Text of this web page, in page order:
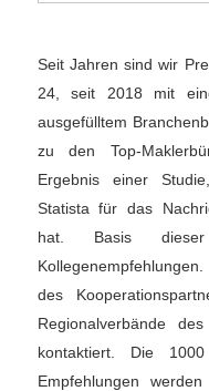
Seit Jahren sind wir
24, seit 2018 mit
ausgefülltem
zu den Top-
Ergebnis einer
Statista für das
hat. Basis
des
Regionalverbände
kontaktiert. Die
Empfehlungen